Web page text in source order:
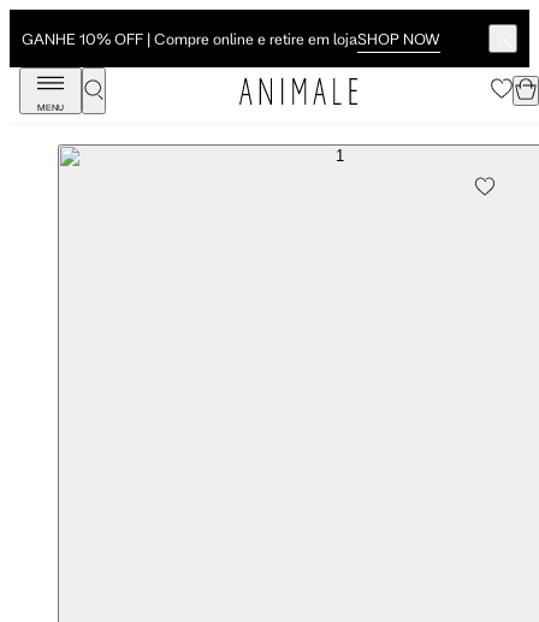
GANHE 10% OFF | Compre online e retire em lojaSHOP NOW
MENU